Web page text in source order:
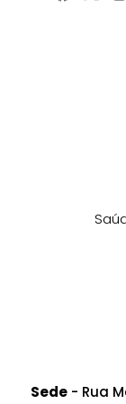
Sede- Rua